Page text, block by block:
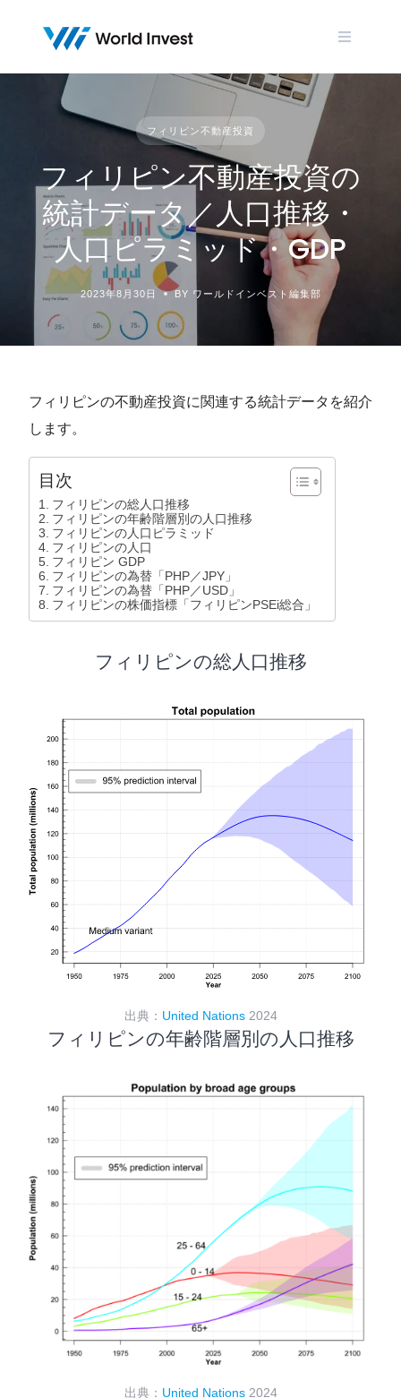
フィリピン不動産投資
フィリピン不動産投資の
統計データ／人口推移・
人口ピラミッド・GDP
2023年8月30日 BY ワールドインベスト編集部
フィリピンの不動産投資に関連する統計データを紹介
します。
目次
フィリピンの総人口推移
フィリピンの年齢階層別の人口推移
フィリピンの人口ピラミッド
フィリピンの人口
フィリピン GDP
フィリピンの為替「PHP／JPY」
フィリピンの為替「PHP／USD」
フィリピンの株価指標「フィリピンPSEi総合」
フィリピンの総人口推移
出典： United Nations2024
フィリピンの年齢階層別の人口推移
出典： United Nations2024